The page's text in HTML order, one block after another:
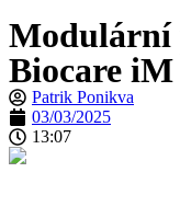
Modulární
Biocare iM
Patrik Ponikva
03/03/2025
13:07